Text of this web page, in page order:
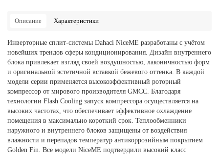
Описание Характеристики
Инверторные сплит-системы Dahaci NiceME разработаны с учётом
новейших трендов сферы кондиционирования. Дизайн внутреннего
блока привлекает взгляд своей воздушностью, лаконичностью форм
и оригинальной эстетичной вставкой бежевого оттенка. В каждой
модели серии применяется высокоэффективный роторный
компрессор от мирового производителя GMCC. Благодаря
технологии Flash Cooling запуск компрессора осуществляется на
высоких частотах, что обеспечивает эффективное охлаждение
помещения в максимально короткий срок. Теплообменники
наружного и внутреннего блоков защищены от воздействия
влажности и перепадов температур антикоррозийным покрытием
Golden Fin. Все модели NiceME подтвердили высокий класс